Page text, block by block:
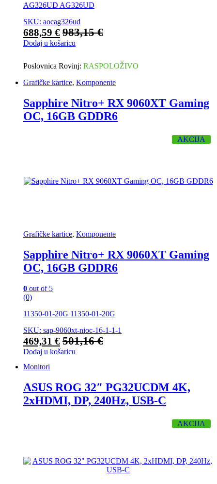
AG326UD AG326UD
SKU: aocag326ud
688,59 € 983,15€
Dodaj u košaricu
Poslovnica Rovinj: RASPOLOŽIVO
Grafičke kartice, Komponente
Sapphire Nitro+ RX 9060XT Gaming
OC, 16GB GDDR6
AKCIJA
Grafičke kartice, Komponente
Sapphire Nitro+ RX 9060XT Gaming
OC, 16GB GDDR6
0 out of 5
(0)
11350-01-20G 11350-01-20G
SKU: sap-9060xt-nioc-16-1-1-1
469,31 € 501,16€
Dodaj u košaricu
Monitori
ASUS ROG 32″ PG32UCDM 4K,
2xHDMI, DP, 240Hz, USB-C
AKCIJA